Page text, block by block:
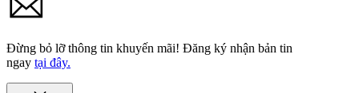
Đừng bỏ lỡ thông tin khuyến mãi! Đăng ký nhận bản tin
ngay tại đây.